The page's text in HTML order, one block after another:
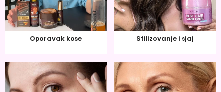
Oporavak kose Stilizovanje i sjaj